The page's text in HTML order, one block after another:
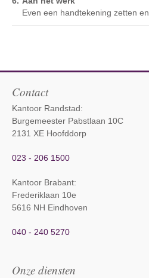
Even een handtekening zetten
Contact
Kantoor Randstad:
Burgemeester Pabstlaan 10C
2131 XE Hoofddorp
023 - 206 1500
Kantoor Brabant:
Frederiklaan 10e
5616 NH Eindhoven
040 - 240 5270
Onze diensten